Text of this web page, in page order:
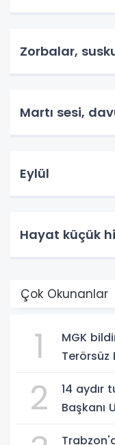
Zorbalar,
Martı sesi,
Eylül
Hayat küçük
Çok Okunanlar
1
MGK
Terörsüz
2
14 aydır
Başkanı